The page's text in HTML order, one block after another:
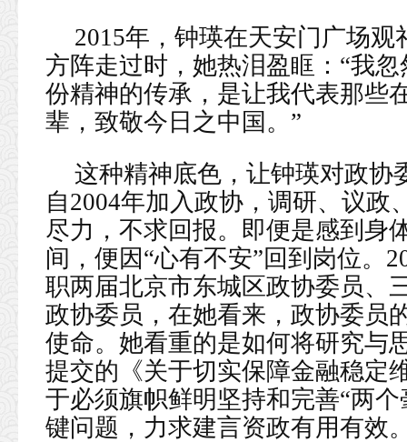
2015年，钟瑛在天安门广场
方阵走过时，她热泪盈眶：“我
份精神的传承，是让我代表那些
辈，致敬今日之中国。”
这种精神底色，让钟瑛对政协
自2004年加入政协，调研、议
尽力，不求回报。即便是感到身
间，便因“心有不安”回到岗位。
职两届北京市东城区政协委员、
政协委员，在她看来，政协委员
使命。她看重的是如何将研究与
提交的《关于切实保障金融稳定
于必须旗帜鲜明坚持和完善“两
键问题，力求建言资政有用有效